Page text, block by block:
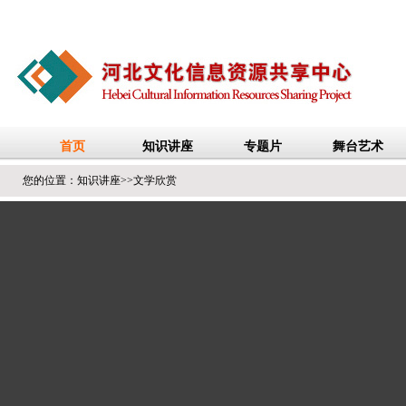
您的位置： 知识讲座>>文学欣赏